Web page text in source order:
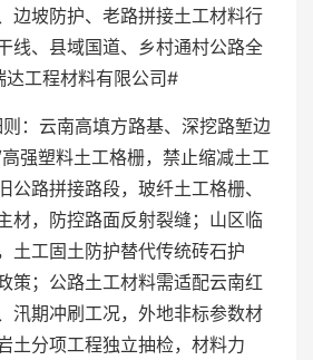
边坡防护、老路拼接土工材料行
线、县域国道、乡村通村公路全
达工程材料有限公司#
：云南高填方路基、深挖路堑边
强塑料土工格栅，禁止缩减土工
公路拼接路段，玻纤土工格栅、
材，防控路面反射裂缝；山区临
土工固土防护替代传统砖石护
策；公路土工材料需适配云南红
汛期冲刷工况，外地非标参数材
土分项工程独立抽检，材料力